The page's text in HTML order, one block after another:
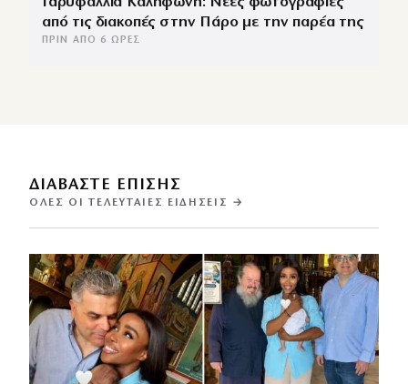
από τις διακοπές στην Πάρο με την παρέα της
ΠΡΙΝ ΑΠΌ 6 ΏΡΕΣ
ΔΙΑΒΑΣΤΕ ΕΠΙΣΗΣ
ΌΛΕΣ ΟΙ ΤΕΛΕΥΤΑΊΕΣ ΕΙΔΉΣΕΙΣ →